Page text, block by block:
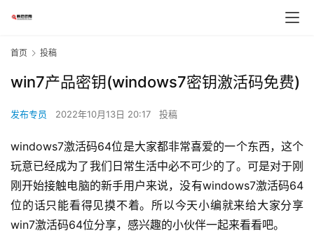
首页 投稿
win7产品密钥(windows7密钥激活码免费)
发布专员 2022年10月13日 20:17 投稿
windows7激活码64位是大家都非常喜爱的一个东西，这个
玩意已经成为了我们日常生活中必不可少的了。可是对于刚
刚开始接触电脑的新手用户来说，没有windows7激活码64
位的话只能看得见摸不着。所以今天小编就来给大家分享
win7激活码64位分享，感兴趣的小伙伴一起来看看吧。